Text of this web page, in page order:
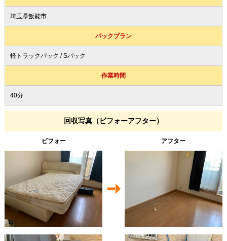
埼玉県飯能市
パックプラン
軽トラックパック / Sパック
作業時間
40分
回収写真（ビフォーアフター）
ビフォー アフター